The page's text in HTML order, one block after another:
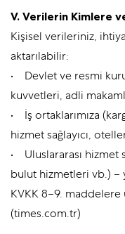
V. Verilerin Kimlere
Kişisel verileriniz,
aktarılabilir:
• Devlet ve resmi
kuvvetleri, adli
• İş ortaklarımıza
hizmet sağlayıcı,
• Uluslararası hizmet
bulut hizmetleri vb.) –
KVKK 8–9.
(times.com.tr)